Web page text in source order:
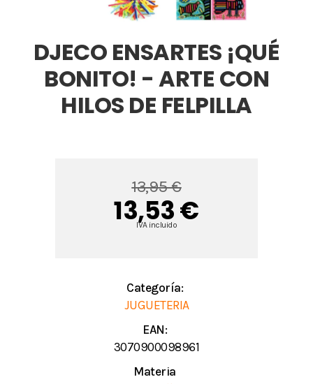
DJECO ENSARTES ¡QUÉ
BONITO! - ARTE CON
HILOS DE FELPILLA
13,95 €
13,53 €
IVA incluido
Categoría:
JUGUETERIA
EAN:
3070900098961
Materia